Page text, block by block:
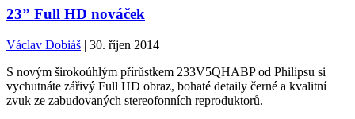
23” Full HD nováček
Václav Dobiáš | 30. říjen 2014
S novým širokoúhlým přírůstkem 233V5QHABP od Philipsu si
vychutnáte zářivý Full HD obraz, bohaté detaily černé a kvalitní
zvuk ze zabudovaných stereofonních reproduktorů.